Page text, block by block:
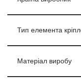
Тип елемента
Матеріал виробу